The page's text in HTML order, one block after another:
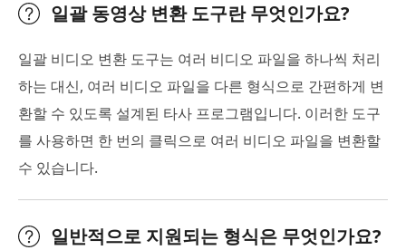
일괄 동영상 변환 도구란 무엇인가요?
일괄 비디오 변환 도구는 여러 비디오 파일을 하나씩 처리
하는 대신, 여러 비디오 파일을 다른 형식으로 간편하게 변
환할 수 있도록 설계된 타사 프로그램입니다. 이러한 도구
를 사용하면 한 번의 클릭으로 여러 비디오 파일을 변환할
수 있습니다.
일반적으로 지원되는 형식은 무엇인가요?